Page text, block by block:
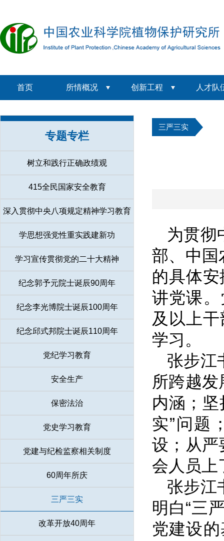
首页 所情概况 创新工程 人才队
专题专栏
树立和践行正确政绩观
415全民国家安全教育
深入贯彻中央八项规定精神学习教育
学思想强党性重实践建新功
学习宣传贯彻党的二十大精神
纪念郭予元院士诞辰90周年
纪念李光博院士诞辰100周年
纪念邱式邦院士诞辰110周年
党纪学习教育
安全生产
保密法治
党史学习教育
党建与纪检监察相关制度
60周年所庆
三严三实
改革开放40周年
三严三实
为贯彻
部、中国
的具体
讲党课
及以上
学习。
张步江
所跨越发
内涵；
实”问题
设；从严
会人员上
张步江
明白“三
党建设